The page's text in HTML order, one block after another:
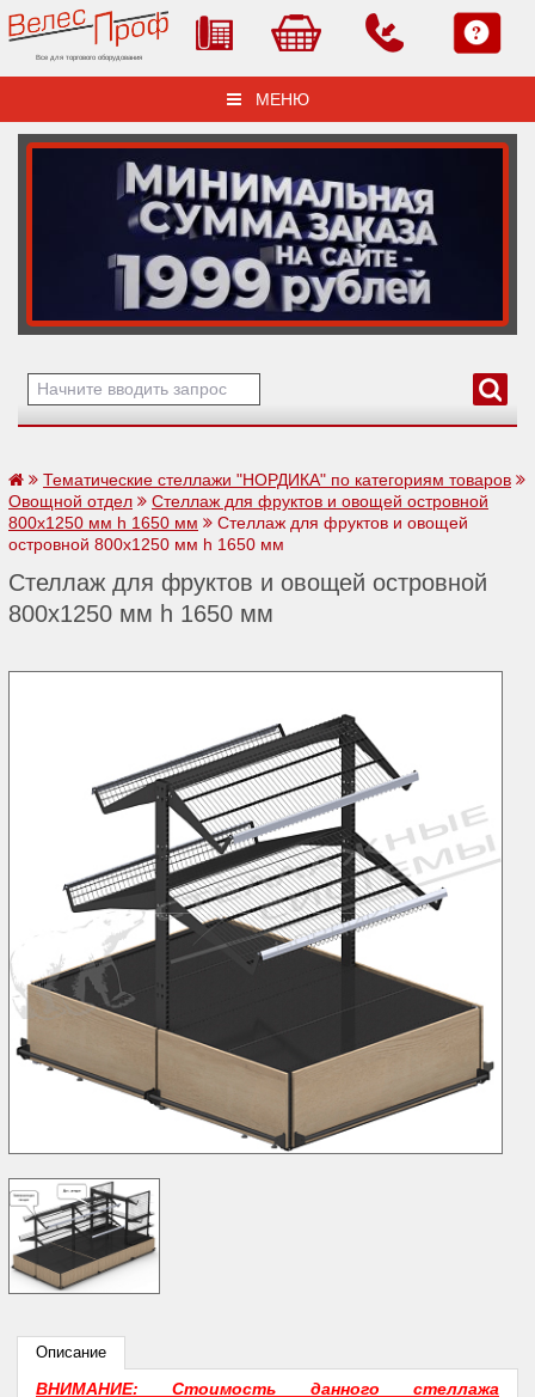
Все для торгового оборудования
МЕНЮ
Тематические стеллажи "НОРДИКА" по категориям товаров
Овощной отдел
Стеллаж для фруктов и овощей островной
800х1250 мм h 1650 мм
Стеллаж для фруктов и овощей
островной 800х1250 мм h 1650 мм
Стеллаж для фруктов и овощей островной
800х1250 мм h 1650 мм
Описание
ВНИМАНИЕ: Стоимость данного стеллажа